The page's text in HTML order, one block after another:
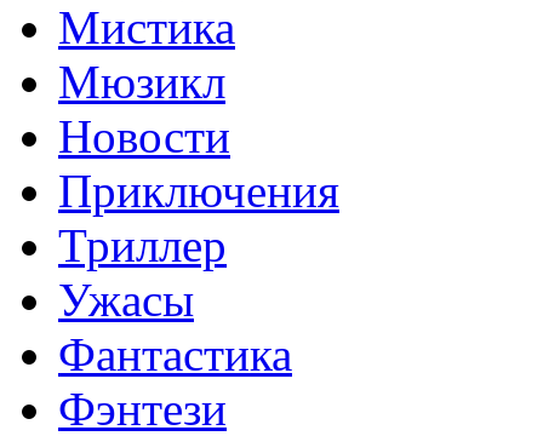
Мистика
Мюзикл
Новости
Приключения
Триллер
Ужасы
Фантастика
Фэнтези